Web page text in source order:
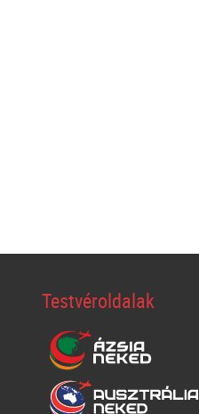
Testvéroldalak